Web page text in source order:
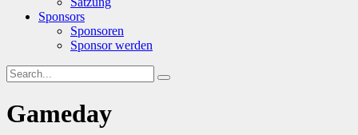
Sponsors
Sponsoren
Sponsor werden
Gameday